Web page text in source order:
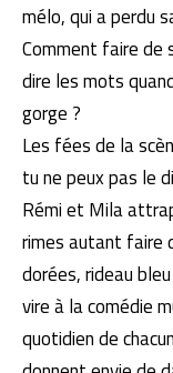
mélo, qui a perdu
Comment faire de
dire les mots
gorge ?
Les fées de la
tu ne peux pas le
Rémi et Mila
rimes autant faire
dorées, rideau
vire à la comédie
quotidien de